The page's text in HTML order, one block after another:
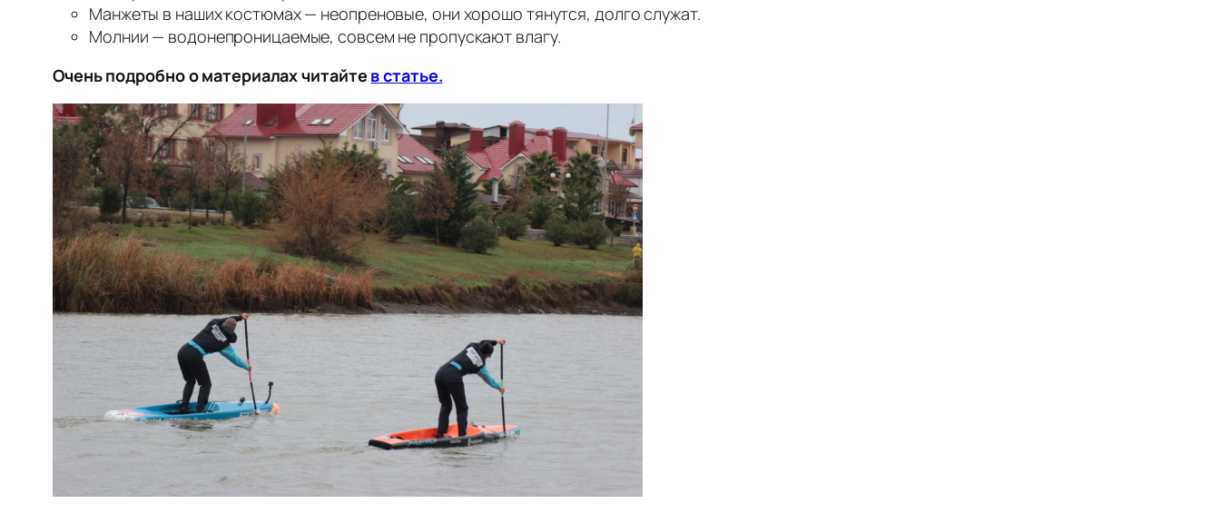
Манжеты в наших костюмах — неопреновые, они хорошо тянутся, долго служат.
Молнии — водонепроницаемые, совсем не пропускают влагу.
Очень подробно о материалах читайте в статье.